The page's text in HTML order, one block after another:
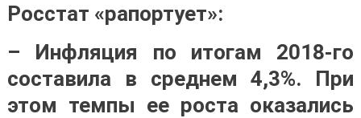
Росстат «рапортует»:
– Инфляция по итогам 2018-го
составила в среднем 4,3%. При
этом темпы ее роста оказались